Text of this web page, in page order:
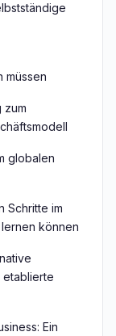
müssen
zum
globalen
Schritte im
können
etablierte
Ein